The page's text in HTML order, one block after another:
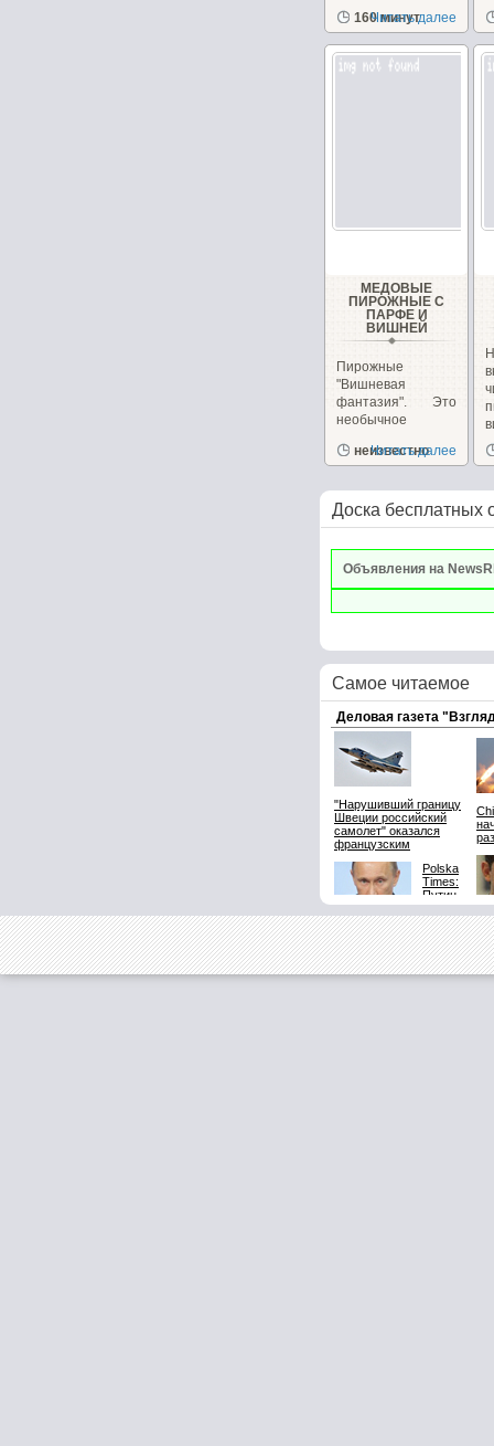
сметанным
кремом...
160 минут
Читать далее
МЕДОВЫЕ
ПИРОЖНЫЕ С
ПАРФЕ И
ВИШНЕЙ
Пирожные
"Вишневая
фантазия". Это
необычное
сочетает в себе,...
неизвестно
Читать далее
Доска бесплатных
Объявления на
Самое читаемое